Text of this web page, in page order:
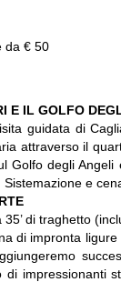
da € 50
E IL GOLFO
guidata di
attraverso il
Golfo degli
e
di traghetto
di impronta
impressionanti